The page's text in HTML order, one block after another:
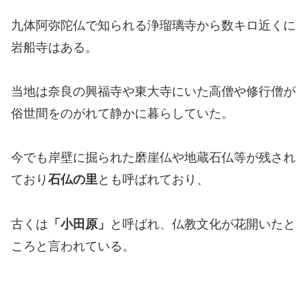
九体阿弥陀仏で知られる浄瑠璃寺から数キロ近くに
岩船寺はある。
当地は奈良の興福寺や東大寺にいた高僧や修行僧が
俗世間をのがれて静かに暮らしていた。
今でも岸壁に掘られた磨崖仏や地蔵石仏等が残され
ており 石仏の里とも呼ばれており、
古くは 「小田原」
と呼ばれ、仏教文化が花開いたと
ころと言われている。